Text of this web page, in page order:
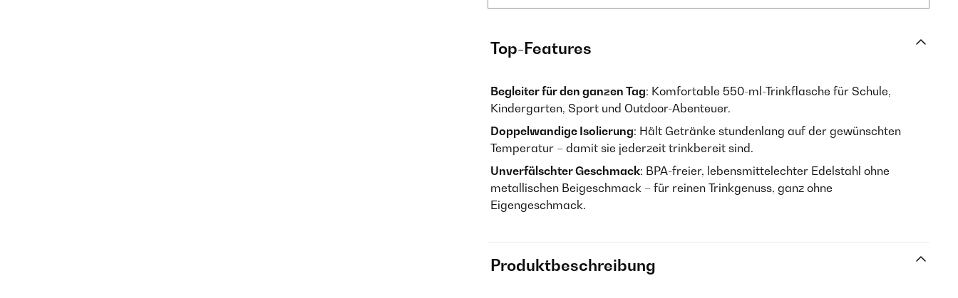
Top-Features
Begleiter für den ganzen Tag: Komfortable 550-ml-Trinkflasche für Schule,
Kindergarten, Sport und Outdoor-Abenteuer.
Doppelwandige Isolierung: Hält Getränke stundenlang auf der gewünschten
Temperatur – damit sie jederzeit trinkbereit sind.
Unverfälschter Geschmack: BPA-freier, lebensmittelechter Edelstahl ohne
metallischen Beigeschmack – für reinen Trinkgenuss, ganz ohne
Eigengeschmack.
Produktbeschreibung